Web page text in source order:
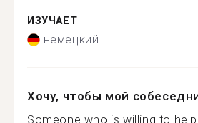
ИЗУЧАЕТ
немецкий
Хочу, чтобы мой
Someone who is willing to